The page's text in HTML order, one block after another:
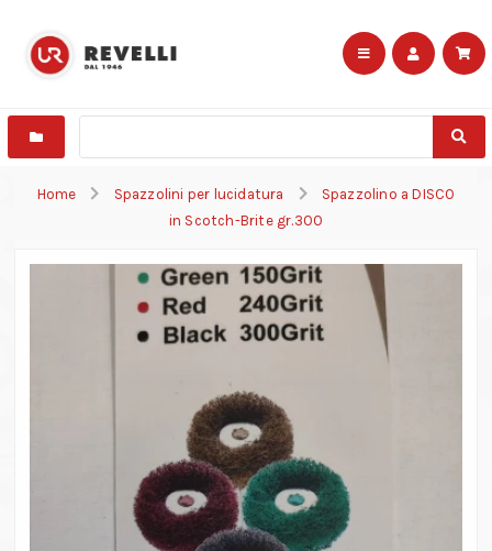
Home Spazzolini per lucidatura
Spazzolino a DISCO
in Scotch-Brite gr.300